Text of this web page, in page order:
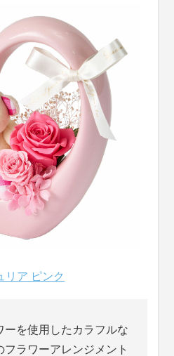
リア ピンク
ーを使用したカラフルな
ラワーアレンジメント